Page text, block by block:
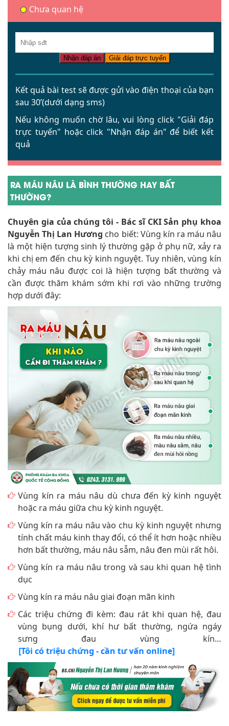
Chưa quan hệ
Kết quả bài test sẽ được gửi vào điện thoại của bạn
sau 30’(dưới dạng sms)
Nếu không muốn chờ lâu, vui lòng click "Giải đáp
trực tuyến" hoặc click "Nhận đáp án" để biết kết
quả
Nhận đáp án Giải đáp trực tuyến
RA MÁU NÂU LÀ BÌNH THƯỜNG HAY BẤT
THƯỜNG?
Chuyên gia của chúng tôi - Bác sĩ CKI Sản phụ khoa
Nguyễn Thị Lan Hương cho biết: Vùng kín ra máu nâu
là một hiện tượng sinh lý thường gặp ở phụ nữ, xảy ra
khi chị em đến chu kỳ kinh nguyệt. Tuy nhiên, vùng kín
chảy máu nâu được coi là hiện tượng bất thường và
cần được thăm khám sớm khi rơi vào những trường
hợp dưới đây:
Vùng kín ra máu nâu dù chưa đến kỳ kinh nguyệt
hoặc ra máu giữa chu kỳ kinh nguyệt.
Vùng kín ra máu nâu vào chu kỳ kinh nguyệt nhưng
tính chất máu kinh thay đổi, có thể ít hơn hoặc nhiều
hơn bất thường, máu nâu sẫm, nâu đen mùi rất hôi.
Vùng kín ra máu nâu trong và sau khi quan hệ tình
dục
Vùng kín ra máu nâu giai đoạn mãn kinh
Các triệu chứng đi kèm: đau rát khi quan hệ, đau
vùng bụng dưới, khí hư bất thường, ngứa ngáy
sưng đau vùng kín…
[Tôi có triệu chứng - cần tư vấn online]